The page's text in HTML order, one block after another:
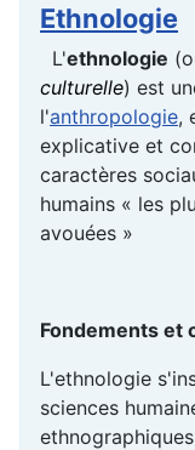
Ethnologie
L'ethnologie
culturelle) est
l'anthropologie,
explicative et
caractères
humains « les
avouées »
Fondements et
L'ethnologie
sciences